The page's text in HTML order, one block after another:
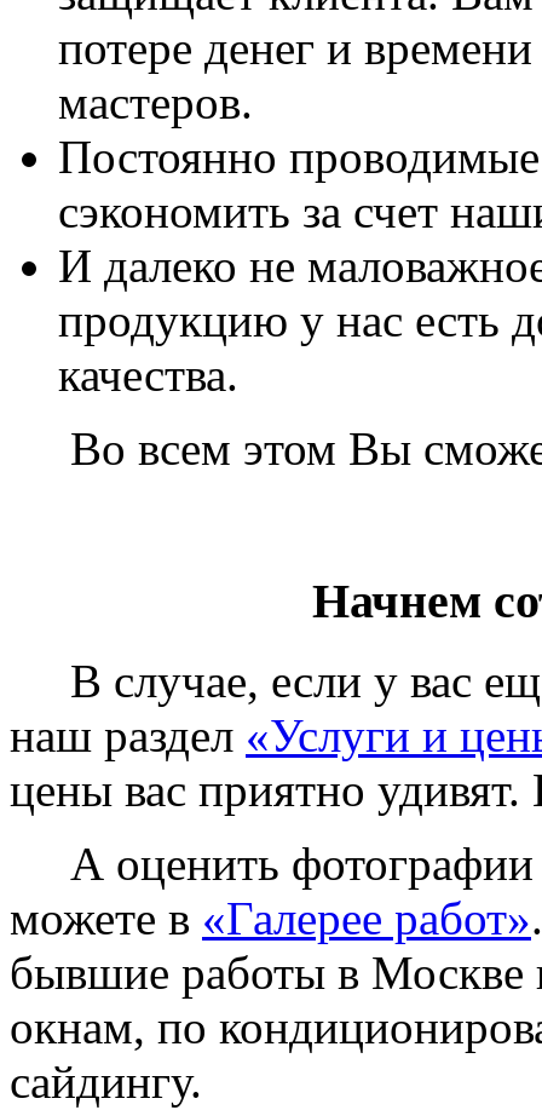
потере денег и
мастеров.
Постоянно
сэкономить за счет
И далеко не
продукцию у нас есть
качества.
Во всем этом Вы
Начнем
В случае, если у вас
наш раздел «Услуги и
цены вас приятно
А оценить фотографии
можете в «Галерее работ»
бывшие работы в Москве
окнам, по
сайдингу.